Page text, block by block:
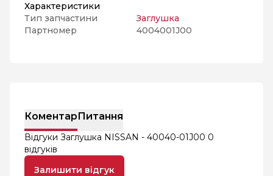
Характеристики
Тип запчастини
Заглушка
Партномер
4004001J00
КоментарПитання
Відгуки Заглушка NISSAN - 40040-01J00 0
відгуків
Залишити відгук